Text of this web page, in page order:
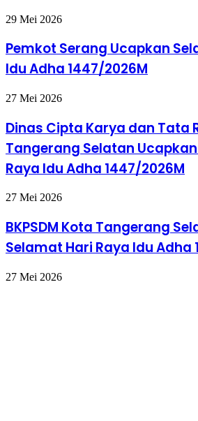
29 Mei 2026
Pemkot Serang Ucapkan
Idu Adha 1447/2026M
27 Mei 2026
Dinas Cipta Karya dan Tata
Tangerang Selatan
Raya Idu Adha 1447/2026M
27 Mei 2026
BKPSDM Kota Tangerang
Selamat Hari Raya Idu Adha
27 Mei 2026